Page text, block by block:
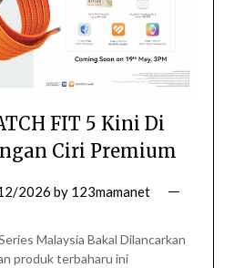
FIT 5 Kini Di
Ciri Premium
2026 by 123mamanet
Malaysia Bakal Dilancarkan
produk terbaharu ini